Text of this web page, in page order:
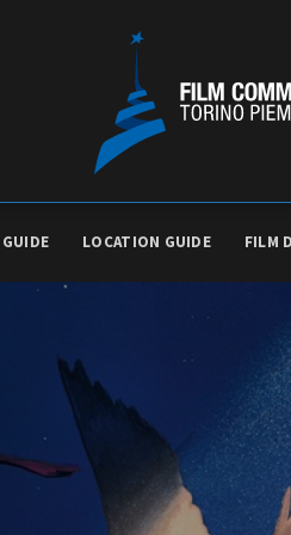
PRODUCTION GUIDE
Società di produzione
Strutture di servizio
Professionisti
Attrici-Attori
Beginners
LOCATION GUIDE FILM